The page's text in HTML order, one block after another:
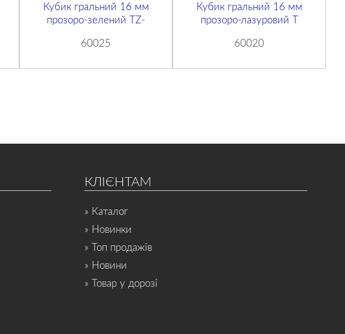
Кубик гральний 16 мм
прозоро-зелений TZ-
60025
Кубик гральний 16 мм
прозоро-лазуровий T
60020
КЛІЄНТАМ
» Каталог
» Новинки
» Топ продажів
» Новини
» Товар у дорозі